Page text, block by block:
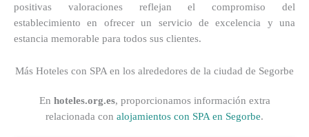
positivas valoraciones reflejan el compromiso del
establecimiento en ofrecer un servicio de excelencia y una
estancia memorable para todos sus clientes.
Más Hoteles con SPA en los alrededores de la ciudad de Segorbe
En hoteles.org.es, proporcionamos información extra
relacionada con alojamientos con SPA en Segorbe.